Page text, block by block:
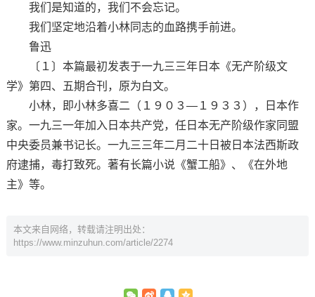
我们是知道的，我们不会忘记。
我们坚定地沿着小林同志的血路携手前进。
鲁迅
〔１〕本篇最初发表于一九三三年日本《无产阶级文
学》第四、五期合刊，原为白文。
小林，即小林多喜二（１９０３—１９３３），日本作
家。一九三一年加入日本共产党，任日本无产阶级作家同盟
中央委员兼书记长。一九三三年二月二十日被日本法西斯政
府逮捕，毒打致死。著有长篇小说《蟹工船》、《在外地
主》等。
本文来自网络，转载请注明出处：
https://www.minzuhun.com/article/2274